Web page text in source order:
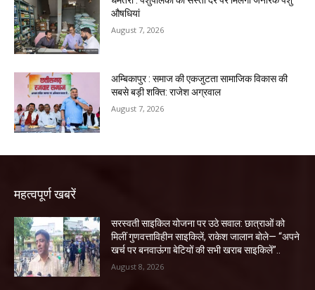
औषधियां
August 7, 2026
अम्बिकापुर : समाज की एकजुटता सामाजिक विकास की
सबसे बड़ी शक्ति: राजेश अग्रवाल
August 7, 2026
महत्वपूर्ण खबरें
सरस्वती साइकिल योजना पर उठे सवाल: छात्राओं को
मिलीं गुणवत्ताविहीन साइकिलें, राकेश जालान बोले— “अपने
खर्च पर बनवाऊंगा बेटियों की सभी खराब साइकिलें”..
August 8, 2026